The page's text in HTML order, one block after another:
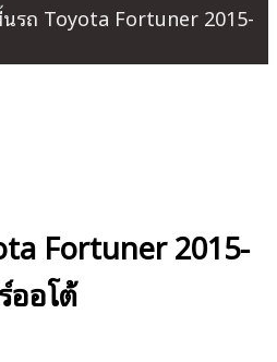
รถ Toyota Fortuner 2015-
Fortuner 2015-
ออโต้